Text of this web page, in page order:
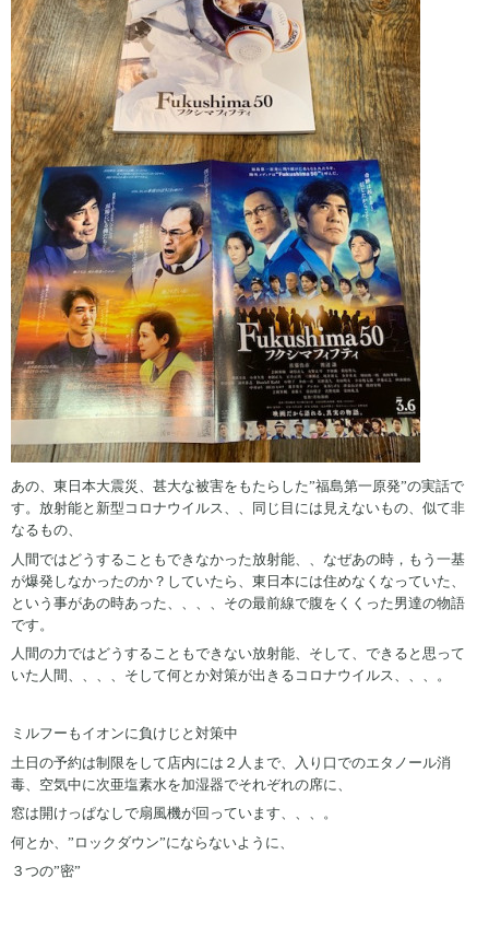
あの、東日本大震災、甚大な被害をもたらした”福島第一原発”の実話で
す。放射能と新型コロナウイルス、、同じ目には見えないもの、似て非
なるもの、
人間ではどうすることもできなかった放射能、、なぜあの時，もう一基
が爆発しなかったのか？していたら、東日本には住めなくなっていた、
という事があの時あった、、、、その最前線で腹をくくった男達の物語
です。
人間の力ではどうすることもできない放射能、そして、できると思って
いた人間、、、、そして何とか対策が出きるコロナウイルス、、、。
ミルフーもイオンに負けじと対策中
土日の予約は制限をして店内には２人まで、入り口でのエタノール消
毒、空気中に次亜塩素水を加湿器でそれぞれの席に、
窓は開けっぱなしで扇風機が回っています、、、。
何とか、”ロックダウン”にならないように、
３つの”密”